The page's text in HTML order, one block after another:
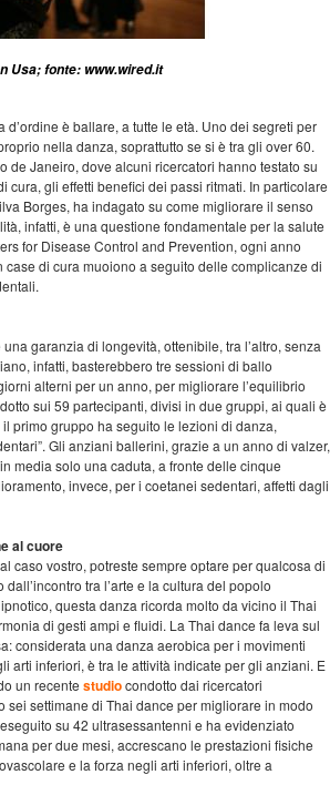
Usa; fonte: www.wired.it
è ballare, a tutte le età. Uno dei segreti per
nella danza, soprattutto se si è tra gli over 60.
de Janeiro, dove alcuni ricercatori hanno testato su
gli effetti benefici dei passi ritmati. In particolare
Borges, ha indagato su come migliorare il senso
infatti, è una questione fondamentale per la salute
for Disease Control and Prevention, ogni anno
di cura muoiono a seguito delle complicanze di
garanzia di longevità, ottenibile, tra l’altro, senza
infatti, basterebbero tre sessioni di ballo
alterni per un anno, per migliorare l’equilibrio
sui 59 partecipanti, divisi in due gruppi, ai quali è
primo gruppo ha seguito le lezioni di danza,
Gli anziani ballerini, grazie a un anno di valzer,
media solo una caduta, a fronte delle cinque
invece, per i coetanei sedentari, affetti dagli
al cuore
caso vostro, potreste sempre optare per qualcosa di
tra l’arte e la cultura del popolo
questa danza ricorda molto da vicino il Thai
di gesti ampi e fluidi. La Thai dance fa leva sul
considerata una danza aerobica per i movimenti
arti inferiori, è tra le attività indicate per gli anziani. E
un recente studiocondotto dai ricercatori
settimane di Thai dance per migliorare in modo
su 42 ultrasessantenni e ha evidenziato
per due mesi, accrescano le prestazioni fisiche
e la forza negli arti inferiori, oltre a